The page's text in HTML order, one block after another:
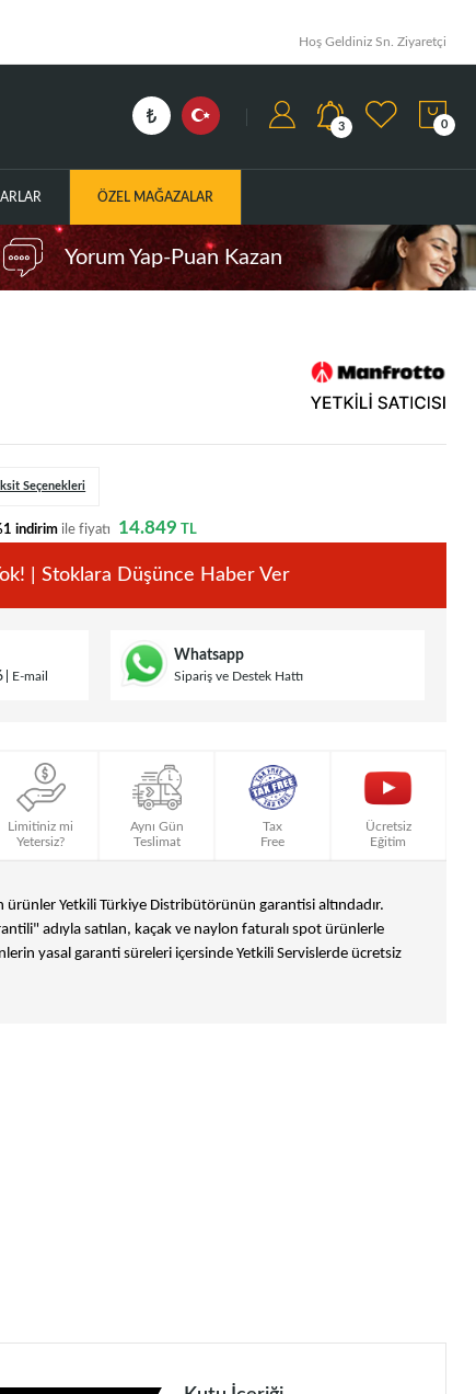
Hoş Geldiniz Sn. Ziyaretçi
3 0
ÖZEL MAĞAZALAR
Yorum Yap-Puan Kazan
Seçenekleri
indirim ile fiyatı 14.849 TL
| Stoklara Düşünce Haber Ver
E-mail
Whatsapp
Sipariş ve Destek Hattı
Limitiniz mi
Yetersiz?
Aynı Gün
Teslimat
Tax
Free
Ücretsiz
Eğitim
ürünler Yetkili Türkiye Distribütörünün garantisi altındadır.
adıyla satılan, kaçak ve naylon faturalı spot ürünlerle
yasal garanti süreleri içersinde Yetkili Servislerde ücretsiz